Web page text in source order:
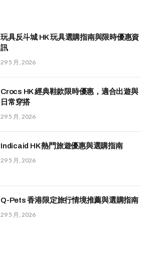
玩具反斗城 HK 玩具選購指南與限時優惠資
訊
29 5 月, 2026
Crocs HK 經典鞋款限時優惠，適合出遊與
日常穿搭
29 5 月, 2026
Indicaid HK 熱門旅遊優惠與選購指南
29 5 月, 2026
Q-Pets 香港限定旅行情境推薦與選購指南
29 5 月, 2026